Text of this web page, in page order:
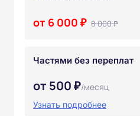
от 6 000 ₽ 8 000 ₽
Частями без переплат
от 500 ₽/месяц
Узнать подробнее